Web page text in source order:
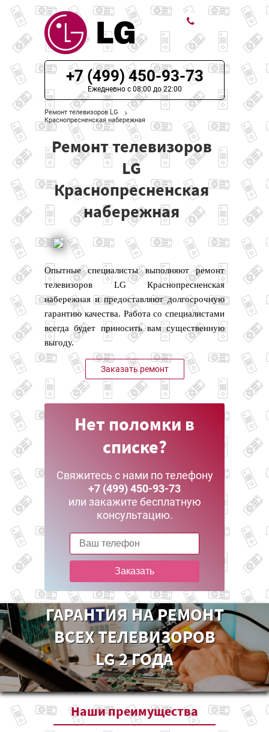
ЦЕНЫ НА РЕМОНТ
О СЕРВИСЕ
МОДЕЛИ LG
НАШИ КОНТАКТЫ
+7 (499) 450-93-73
Ежедневно с 08:00 до 22:00
Ремонт телевизоров LG
Краснопресненская набережная
Ремонт телевизоров
LG
Краснопресненская
набережная
Опытные специалисты выполняют ремонт
телевизоров LG Краснопресненская
набережная и предоставляют долгосрочную
гарантию качества. Работа со специалистами
всегда будет приносить вам существенную
выгоду.
Заказать ремонт
Нет поломки в
списке?
Свяжитесь с нами по телефону
+7 (499) 450-93-73
или закажите бесплатную
консультацию.
Заказать
ГАРАНТИЯ НА РЕМОНТ
ВСЕХ ТЕЛЕВИЗОРОВ
LG 2 ГОДА
Нашипреимущества